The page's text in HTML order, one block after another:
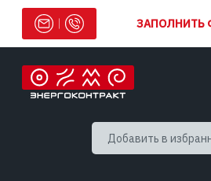
Добавить в
ЗАПОЛНИТЬ